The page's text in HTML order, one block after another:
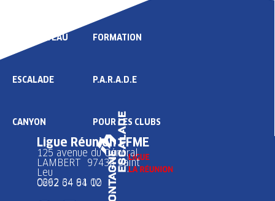
HAUT NIVEAU
ESCALADE
CANYON
FORMATION
P.A.R.A.D.E
POUR LES CLUBS
Ligue Réunion FFME
125 avenue du Général
LAMBERT 97436 Saint
Leu
0262 34 91 02
0692 64 64 10